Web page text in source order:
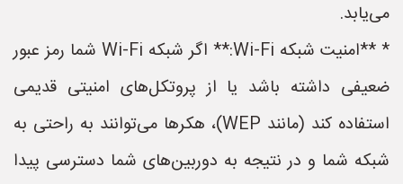
می‌یابد.
* **امنیت شبکه Wi-Fi:** اگر شبکه Wi-Fi شما رمز عبور
ضعیفی داشته باشد یا از پروتکل‌های امنیتی قدیمی
استفاده کند (مانند WEP)، هکرها می‌توانند به راحتی به
شبکه شما و در نتیجه به دوربین‌های شما دسترسی پیدا